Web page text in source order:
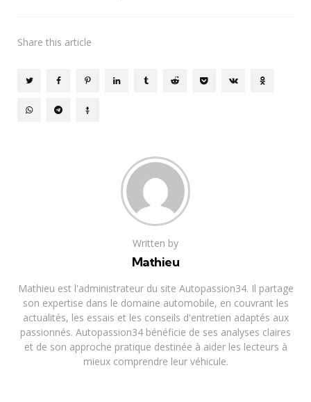
Share this article
Written by
Mathieu
Mathieu est l'administrateur du site Autopassion34. Il partage
son expertise dans le domaine automobile, en couvrant les
actualités, les essais et les conseils d'entretien adaptés aux
passionnés. Autopassion34 bénéficie de ses analyses claires
et de son approche pratique destinée à aider les lecteurs à
mieux comprendre leur véhicule.